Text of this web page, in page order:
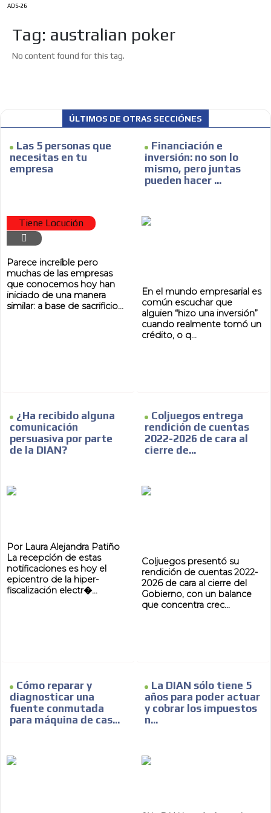
ADS-26
Tag: australian poker
No content found for this tag.
ÚLTIMOS DE OTRAS SECCIÓNES
Las 5 personas que
necesitas en tu
empresa
Tiene Locución
Parece increíble pero
muchas de las empresas
que conocemos hoy han
iniciado de una manera
similar: a base de sacrificio...
Financiación e
inversión: no son lo
mismo, pero juntas
pueden hacer ...
En el mundo empresarial es
común escuchar que
alguien “hizo una inversión”
cuando realmente tomó un
crédito, o q...
¿Ha recibido alguna
comunicación
persuasiva por parte
de la DIAN?
Por Laura Alejandra Patiño
La recepción de estas
notificaciones es hoy el
epicentro de la hiper-
fiscalización electr�...
Coljuegos entrega
rendición de cuentas
2022-2026 de cara al
cierre de...
Coljuegos presentó su
rendición de cuentas 2022-
2026 de cara al cierre del
Gobierno, con un balance
que concentra crec...
Cómo reparar y
diagnosticar una
fuente conmutada
para máquina de cas...
La DIAN sólo tiene 5
años para poder actuar
y cobrar los impuestos
n...